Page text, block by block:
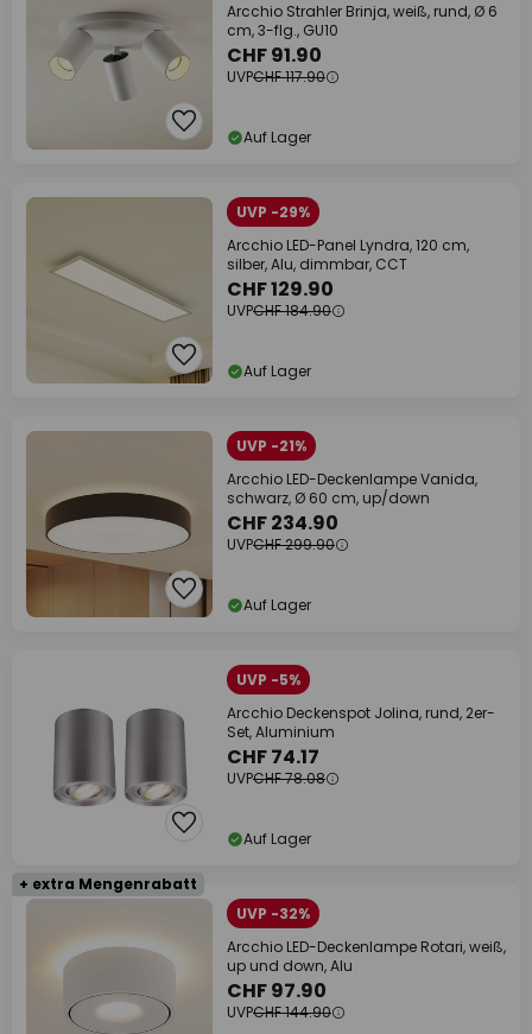
Arcchio Strahler Brinja, weiß, rund, Ø 6
cm, 3-flg., GU10
CHF 91.90
UVPCHF 117.90
Auf Lager
UVP -29%
Arcchio LED-Panel Lyndra, 120 cm,
silber, Alu, dimmbar, CCT
CHF 129.90
UVPCHF 184.90
Auf Lager
UVP -21%
Arcchio LED-Deckenlampe Vanida,
schwarz, Ø 60 cm, up/down
CHF 234.90
UVPCHF 299.90
Auf Lager
UVP -5%
Arcchio Deckenspot Jolina, rund, 2er-
Set, Aluminium
CHF 74.17
UVPCHF 78.08
Auf Lager
+ extra Mengenrabatt
UVP -32%
Arcchio LED-Deckenlampe Rotari, weiß,
up und down, Alu
CHF 97.90
UVPCHF 144.90